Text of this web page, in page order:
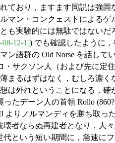
ており，ますます同説は強固
ン・コンクェストによるゲ
も実験的には無駄ではないだ
08-12-1]) でも確認したように
ン語群の Old Norse を話して
・サクソン人（および先に定
まるはずはなく，むしろ濃
は外れということになる．確
ったデーン人の首領 Rollo
よりノルマンディを勝ち取っ
壊者ならぬ再建者となり，人
代という短い期間に，急速に